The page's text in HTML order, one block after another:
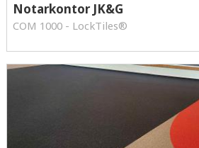
Notarkontor JK&G
COM 1000 - LockTiles®